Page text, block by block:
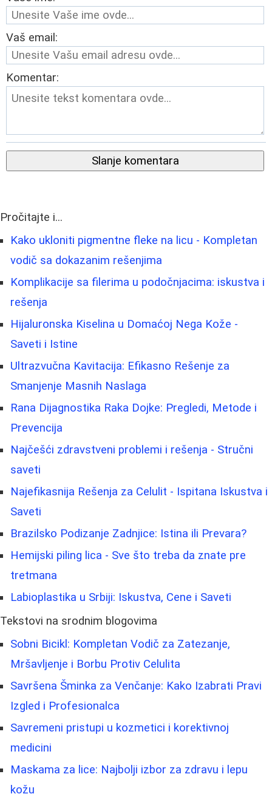
Vaš email:
Komentar:
Slanje komentara
Pročitajte i...
Kako ukloniti pigmentne fleke na licu - Kompletan
vodič sa dokazanim rešenjima
Komplikacije sa filerima u podočnjacima: iskustva i
rešenja
Hijaluronska Kiselina u Domaćoj Nega Kože -
Saveti i Istine
Ultrazvučna Kavitacija: Efikasno Rešenje za
Smanjenje Masnih Naslaga
Rana Dijagnostika Raka Dojke: Pregledi, Metode i
Prevencija
Najčešći zdravstveni problemi i rešenja - Stručni
saveti
Najefikasnija Rešenja za Celulit - Ispitana Iskustva i
Saveti
Brazilsko Podizanje Zadnjice: Istina ili Prevara?
Hemijski piling lica - Sve što treba da znate pre
tretmana
Labioplastika u Srbiji: Iskustva, Cene i Saveti
Tekstovi na srodnim blogovima
Sobni Bicikl: Kompletan Vodič za Zatezanje,
Mršavljenje i Borbu Protiv Celulita
Savršena Šminka za Venčanje: Kako Izabrati Pravi
Izgled i Profesionalca
Savremeni pristupi u kozmetici i korektivnoj
medicini
Maskama za lice: Najbolji izbor za zdravu i lepu
kožu